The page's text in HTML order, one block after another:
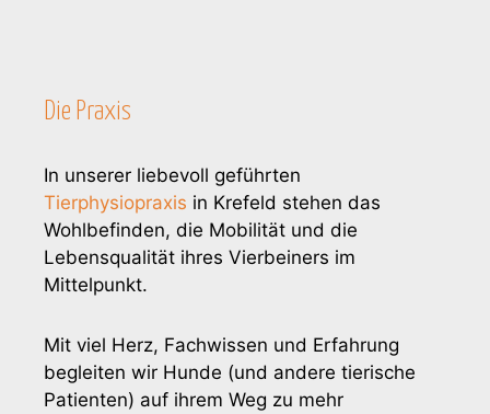
Die Praxis
In unserer liebevoll geführten
Tierphysiopraxis in Krefeld stehen das
Wohlbefinden, die Mobilität und die
Lebensqualität ihres Vierbeiners im
Mittelpunkt.
Mit viel Herz, Fachwissen und Erfahrung
begleiten wir Hunde (und andere tierische
Patienten) auf ihrem Weg zu mehr